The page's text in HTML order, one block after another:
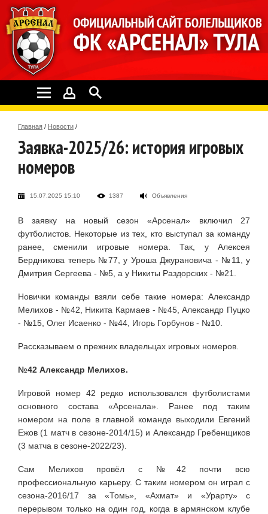
Главная / Новости /
Заявка-2025/26: история игровых
номеров
15.07.2025 15:10 1387 Объявления
В заявку на новый сезон «Арсенал» включил 27
футболистов. Некоторые из тех, кто выступал за команду
ранее, сменили игровые номера. Так, у Алексея
Бердникова теперь №77, у Уроша Джурановича - №11, у
Дмитрия Сергеева - №5, а у Никиты Раздорских - №21.
Новички команды взяли себе такие номера: Александр
Мелихов - №42, Никита Кармаев - №45, Александр Пуцко
- №15, Олег Исаенко - №44, Игорь Горбунов - №10.
Рассказываем о прежних владельцах игровых номеров.
№42 Александр Мелихов.
Игровой номер 42 редко использовался футболистами
основного состава «Арсенала». Ранее под таким
номером на поле в главной команде выходили Евгений
Ежов (1 матч в сезоне-2014/15) и Александр Гребенщиков
(3 матча в сезоне-2022/23).
Сам Мелихов провёл с №42 почти всю
профессиональную карьеру. С таким номером он играл с
сезона-2016/17 за «Томь», «Ахмат» и «Урарту» с
перерывом только на один год, когда в армянском клубе